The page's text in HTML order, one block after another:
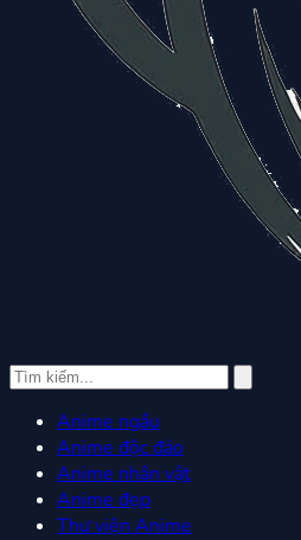
Anime ngầu
Anime độc đáo
Anime nhân vật
Anime đẹp
Thư viện Anime